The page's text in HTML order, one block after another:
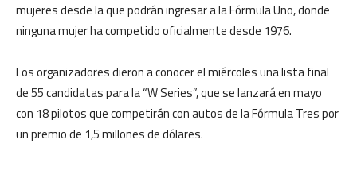
mujeres desde la que podrán ingresar a la Fórmula Uno, donde
ninguna mujer ha competido oficialmente desde 1976.
Los organizadores dieron a conocer el miércoles una lista final
de 55 candidatas para la “W Series”, que se lanzará en mayo
con 18 pilotos que competirán con autos de la Fórmula Tres por
un premio de 1,5 millones de dólares.